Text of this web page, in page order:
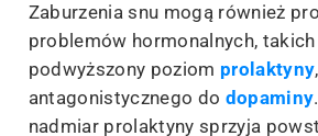
Zaburzenia snu mogą również
problemów hormonalnych,
podwyższony poziom prolaktyny
antagonistycznego do dopaminy
nadmiar prolaktyny sprzyja